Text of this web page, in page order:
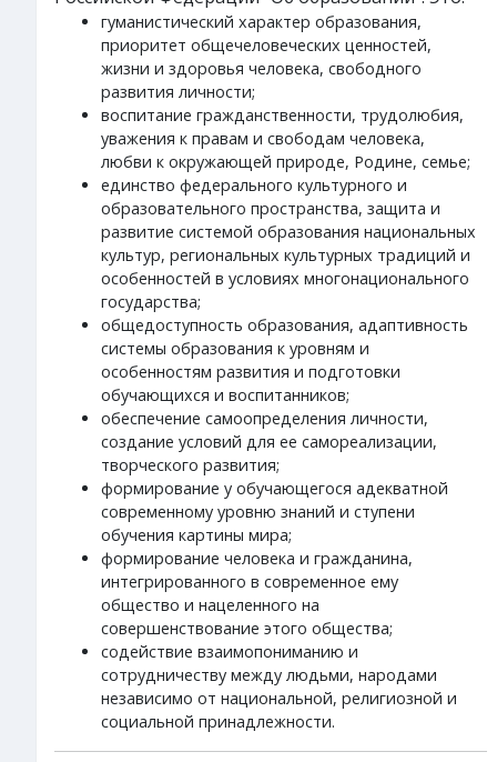
гуманистический характер образования,
приоритет общечеловеческих ценностей,
жизни и здоровья человека, свободного
развития личности;
воспитание гражданственности, трудолюбия,
уважения к правам и свободам человека,
любви к окружающей природе, Родине, семье;
единство федерального культурного и
образовательного пространства, защита и
развитие системой образования национальных
культур, региональных культурных традиций и
особенностей в условиях многонационального
государства;
общедоступность образования, адаптивность
системы образования к уровням и
особенностям развития и подготовки
обучающихся и воспитанников;
обеспечение самоопределения личности,
создание условий для ее самореализации,
творческого развития;
формирование у обучающегося адекватной
современному уровню знаний и ступени
обучения картины мира;
формирование человека и гражданина,
интегрированного в современное ему
общество и нацеленного на
совершенствование этого общества;
содействие взаимопониманию и
сотрудничеству между людьми, народами
независимо от национальной, религиозной и
социальной принадлежности.